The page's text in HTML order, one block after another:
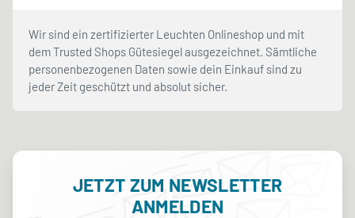
Wir sind ein zertifizierter Leuchten Onlineshop und mit
dem Trusted Shops Gütesiegel ausgezeichnet. Sämtliche
personenbezogenen Daten sowie dein Einkauf sind zu
jeder Zeit geschützt und absolut sicher.
JETZT ZUM NEWSLETTER
ANMELDEN